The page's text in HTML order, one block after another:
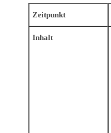
Zeitpunkt
Inhalt